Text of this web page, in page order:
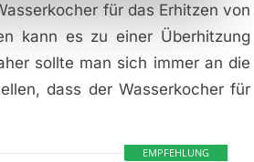
für das Erhitzen von
kann es zu einer Überhitzung
sollte man sich immer an die
dass der Wasserkocher für
EMPFEHLUNG